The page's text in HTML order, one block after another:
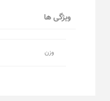
ویژگی ها
وزن